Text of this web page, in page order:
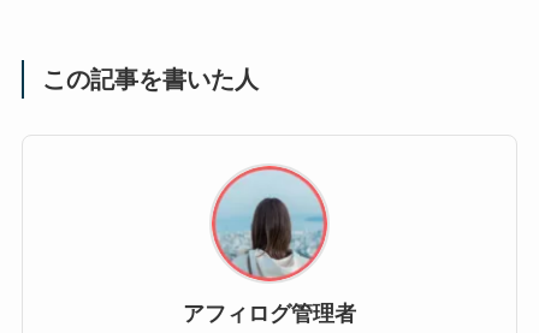
この記事を書いた人
アフィログ管理者